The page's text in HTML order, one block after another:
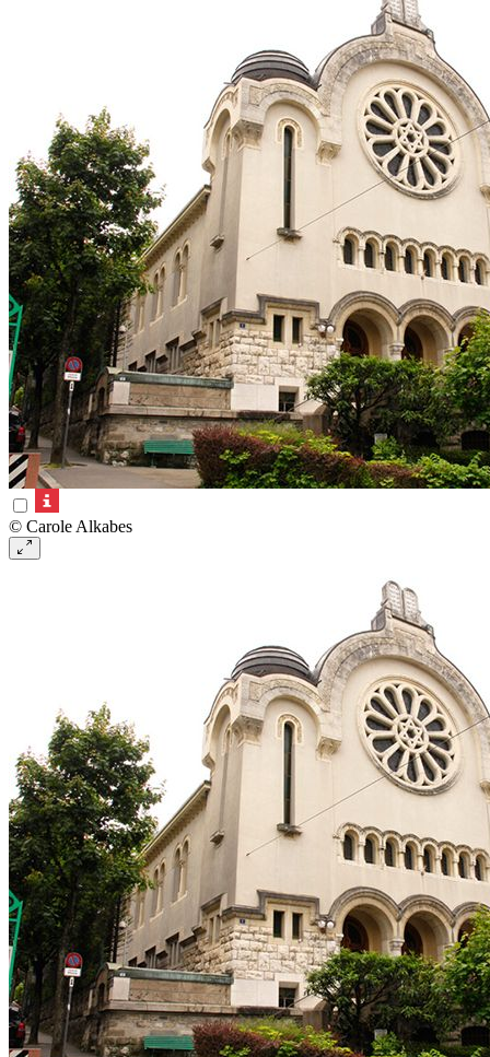
© Carole Alkabes